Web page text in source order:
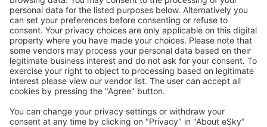
SECURITATEA DATELOR
Securitatea Datelor dumneavoastra cu caracter personal
este importanta pentru noi. Prin urmare, datele
dumneavoastra cu caracter personal sunt protejate prin
aplicarea unor masuri tehnice si organizatorice adecvate,
precum limitarea accesului la Datele cu caracter personal,
criptarea sau anonimizarea si stocarea acestora pe medii
securizate.
Avand in vedere dinamica tehnologica si amploarea